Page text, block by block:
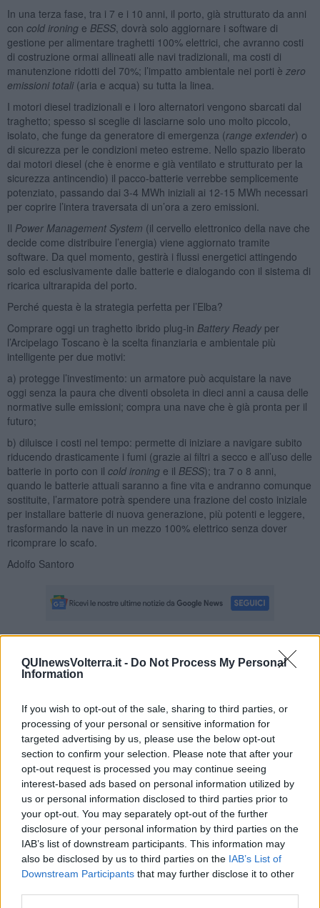
QUInewsVolterra.it - Do Not Process My Personal
Information
If you wish to opt-out of the sale, sharing to third parties, or
processing of your personal or sensitive information for
targeted advertising by us, please use the below opt-out
section to confirm your selection. Please note that after your
opt-out request is processed you may continue seeing
interest-based ads based on personal information utilized by
us or personal information disclosed to third parties prior to
your opt-out. You may separately opt-out of the further
disclosure of your personal information by third parties on the
IAB’s list of downstream participants. This information may
also be disclosed by us to third parties on the IAB’s List of
Downstream Participants that may further disclose it to other
In una terza fase, tra i 7 e i 10 anni, il porto, già strutturato da anni
con cold ironinge BESS, dovrà solo aggiornare i software di
gestione per alimentare traghetti 100% elettrici, che avranno costi
di costruzione ormai allineati alle navi tradizionali, ma costi di
manutenzione ridotti del 70%; l’impatto ambientale nei porti è zero
emissioni totali(aria e acqua) su tutta la linea.
I motori diesel tradizionali e i loro alternatori vengono sbarcati dal
traghetto; spesso si sceglie di lasciarne solo uno molto piccolo,
isolato, che funge da generatore di emergenza (range extender) o
di sicurezza per le condizioni meteo estreme. Nello spazio liberato
dai motori diesel (che è enorme e già ventilato e strutturato per la
sicurezza antincendio) il pacco-batterie verrebbe semplicemente
potenziato, passando dai 3-4 MWh iniziali ai 12-15 MWh necessari
per coprire l’intera traversata di un’ora a zero emissioni.
Il Power Management System (il cervello elettronico della nave che
decide come distribuire l’energia) viene aggiornato tramite
software. Da quel momento, gestirà i flussi energetici attingendo
solo ed esclusivamente dalle batterie e dialogando con il sistema di
ricarica ultrarapida del porto.
Perché questa è la strategia perfetta per l’Elba?
Comprare oggi un traghetto ibrido plug-in Battery Readyper
l’Arcipelago Toscano è la scelta finanziaria e ambientale più
intelligente per due motivi:
a) protegge l’investimento: un armatore può acquistare la nave
oggi senza la paura che diventi obsoleta in dieci anni a causa delle
normative sulle emissioni; compra una nave che è già pronta per il
futuro;
b) diluisce i costi nel tempo: permette di iniziare a navigare subito
riducendo drasticamente i fumi (grazie ai filtri a secco e all’uso delle
batterie in porto con il cold ironinge il BESS); tra 7 o 8 anni,
quando le batterie attuali saranno a fine vita e andranno comunque
sostituite, l’armatore potrà spendere una frazione del costo iniziale
per installare batterie di nuova generazione, più potenti e leggere,
trasformando la nave in un mezzo 100% elettrico senza dover
ricomprare lo scafo.
Adolfo Santoro
Se vuoi leggere le notizie principali della Toscana iscriviti alla
Newsletter QUInews - ToscanaMedia.Arriva gratis tutti i giorni
Basta cliccareQUI
Ti potrebbe interessare anche:
Articoli dal Blog “Disincantato” di Adolfo Santoro
​Un esempio di civismo
​Linee guida per organizzare il civismo della complessità
​Il ripristino della natura secondo la legge e l’impegno dei
Cittadini
Il nesso tra cambiamenti climatici e salute umana
Tutti morimmo a stento (3)
Tutti morimmo a stento (2)
​Tutti morimmo a stento (1)
IL CORRIDOIO BLU il resoconto del convegno